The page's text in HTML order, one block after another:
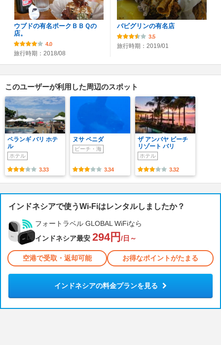
ウブドの有名ポークＢＢＱの
店。
4.0
旅行時期：2018/08
バビグリンの有名店
3.5
旅行時期：2019/01
このユーザーが利用した周辺のスポット
ペランギ バリ ホテ
ル
ホテル
3.33
ヌサ ペニダ
ビーチ・海
3.34
ザ アンバヤ ビーチ
リゾート バリ
ホテル
3.32
インドネシアで使うWi-Fiはレンタルしましたか？
フォートラベル GLOBAL WiFiなら
インドネシア最安 294円 /日～
空港で受取・返却可能 お得なポイントがたまる
インドネシアの料金プランを見る